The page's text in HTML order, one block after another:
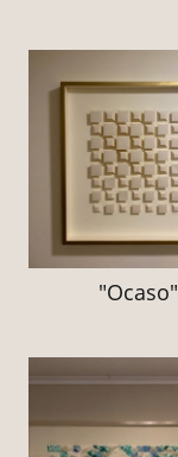
"Ocaso"